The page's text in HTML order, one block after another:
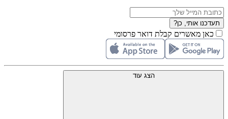
תעדכנו אותי, כן?
כאן מאשרים קבלת דואר פרסומי
הצג עוד